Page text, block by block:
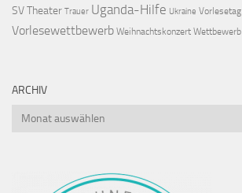
SVTheater Trauer Uganda-Hilfe Ukraine Vorlesetag
Vorlesewettbewerb Weihnachtskonzert Wettbewerb
ARCHIV